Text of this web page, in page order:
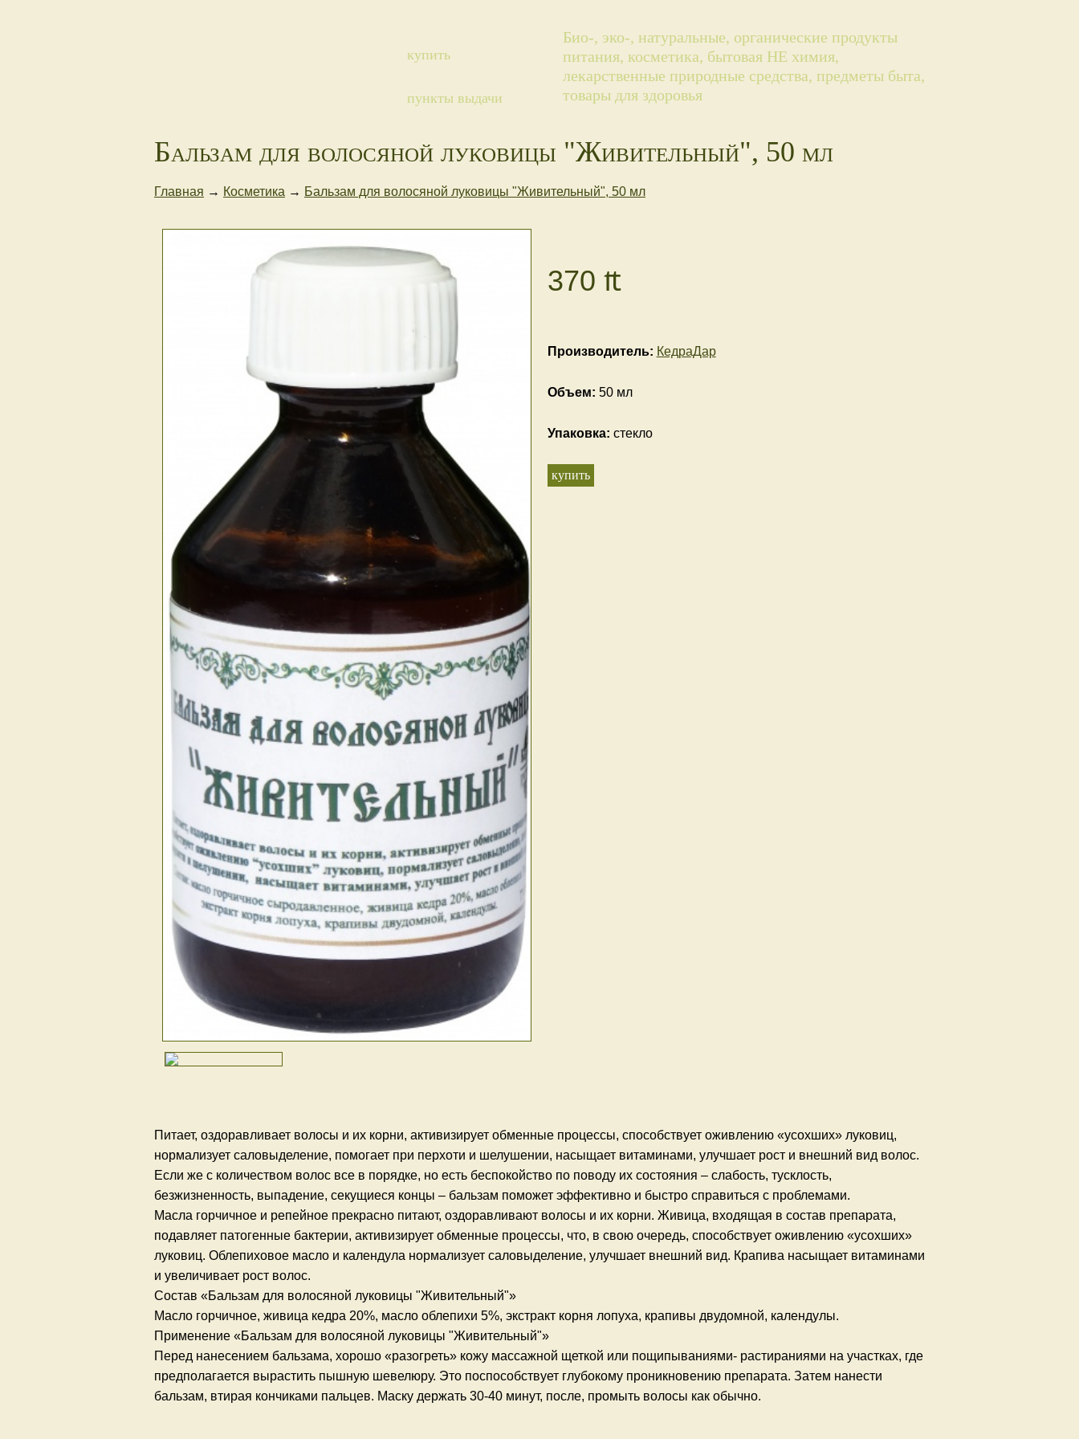
купить
пункты выдачи
Био-, эко-, натуральные, органические продукты
питания, косметика, бытовая НЕ химия,
лекарственные природные средства, предметы быта,
товары для здоровья
Бальзам для волосяной луковицы "Живительный", 50 мл
Главная → Косметика → Бальзам для волосяной луковицы "Живительный", 50 мл
370 ₶
Производитель: КедраДар
Объем: 50 мл
Упаковка: стекло
купить
Питает, оздоравливает волосы и их корни, активизирует обменные процессы, способствует оживлению «усохших» луковиц,
нормализует саловыделение, помогает при перхоти и шелушении, насыщает витаминами, улучшает рост и внешний вид волос.
Если же с количеством волос все в порядке, но есть беспокойство по поводу их состояния – слабость, тусклость,
безжизненность, выпадение, секущиеся концы – бальзам поможет эффективно и быстро справиться с проблемами.
Масла горчичное и репейное прекрасно питают, оздоравливают волосы и их корни. Живица, входящая в состав препарата,
подавляет патогенные бактерии, активизирует обменные процессы, что, в свою очередь, способствует оживлению «усохших»
луковиц. Облепиховое масло и календула нормализует саловыделение, улучшает внешний вид. Крапива насыщает витаминами
и увеличивает рост волос.
Состав «Бальзам для волосяной луковицы "Живительный"»
Масло горчичное, живица кедра 20%, масло облепихи 5%, экстракт корня лопуха, крапивы двудомной, календулы.
Применение «Бальзам для волосяной луковицы "Живительный"»
Перед нанесением бальзама, хорошо «разогреть» кожу массажной щеткой или пощипываниями- растираниями на участках, где
предполагается вырастить пышную шевелюру. Это поспособствует глубокому проникновению препарата. Затем нанести
бальзам, втирая кончиками пальцев. Маску держать 30-40 минут, после, промыть волосы как обычно.